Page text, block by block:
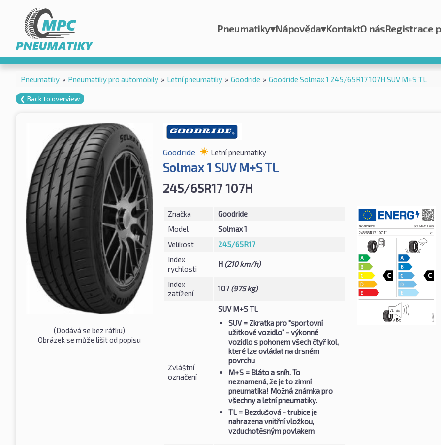
Pneumatiky▾Nápověda▾KontaktO násRegistrace
Pneumatiky » Pneumatiky pro automobily » Letní pneumatiky » Goodride » Goodride Solmax 1 245/65R17 107H SUV M+S TL
❮ Back to overview
(Dodává se bez ráfku)
Obrázek se může lišit od popisu
Goodride Letní pneumatiky
Solmax 1 SUV M+S TL
245/65R17 107H
Značka
Goodride
Model
Solmax 1
Velikost
245/65R17
Index
rychlosti
H (210 km/h)
Index
zatížení
107 (975 kg)
Zvláštní
označení
SUV M+S TL
SUV= Zkratka pro "sportovní
užitkové vozidlo" - výkonné
vozidlo s pohonem všech čtyř kol,
které lze ovládat na drsném
povrchu
M+S= Bláto a sníh. To
neznamená, že je to zimní
pneumatika! Možná známka pro
všechny a letní pneumatiky.
TL= Bezdušová - trubice je
nahrazena vnitřní vložkou,
vzduchotěsným povlakem